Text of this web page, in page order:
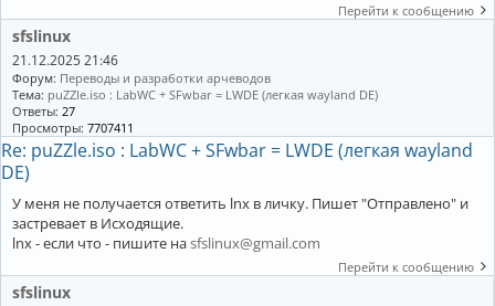
Перейти к сообщению
sfslinux
21.12.2025 21:46
Форум: Переводы и разработки арчеводов
Тема: puZZle.iso : LabWC + SFwbar = LWDE (легкая wayland DE)
Ответы: 27
Просмотры: 7707411
Re: puZZle.iso : LabWC + SFwbar = LWDE (легкая wayland
DE)
У меня не получается ответить lnx в личку. Пишет "Отправлено" и
застревает в Исходящие.
lnx - если что - пишите наsfslinux@gmail.com
Перейти к сообщению
sfslinux